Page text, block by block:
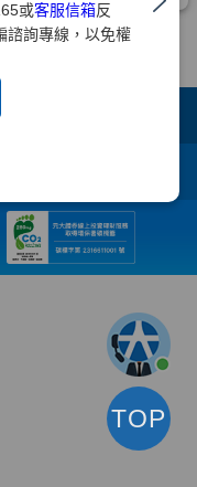
或客服信箱反
諮詢專線，以免權
TOP